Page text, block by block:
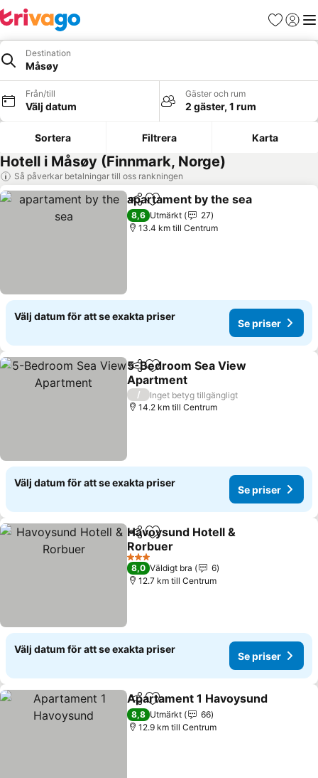
Favoriter
Logga
Destination
Måsøy
Från/till
Välj datum
Gäster och rum
2 gäster, 1 rum
Sortera Filtrera Karta
Hotell i Måsøy (Finnmark, Norge)
Så påverkar betalningar till oss rankningen
Dela Lägg till i Mina Favoriter
apartament by the sea
8,6 Utmärkt
27
13.4 km till Centrum
Välj datum för att se exakta priser
Se priser
Dela Lägg till i Mina Favoriter
5-Bedroom Sea View
Apartment
/
Inget betyg tillgängligt
14.2 km till Centrum
Välj datum för att se exakta priser
Se priser
Dela Lägg till i Mina Favoriter
Havoysund Hotell &
Rorbuer
3 Stjärnor
8,0 Väldigt bra
6
12.7 km till Centrum
Välj datum för att se exakta priser
Se priser
Dela Lägg till i Mina Favoriter
Apartament 1 Havoysund
8,8 Utmärkt
66
12.9 km till Centrum